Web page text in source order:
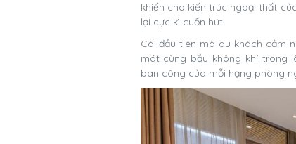
khiến cho kiến trúc ngoại thất
lại cực kì cuốn hút.
Cái đầu tiên mà du khách cảm
mát cùng bầu không khí trong
ban công của mỗi hạng phòng